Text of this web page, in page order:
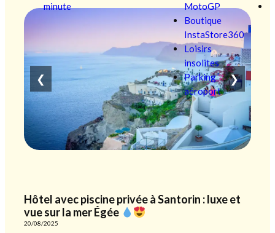
minute
MotoGP
Boutique
InstaStore360
Loisirs
insolites
Parking
aéroport
❮ ❯
Hôtel avec piscine privée à Santorin : luxe et
vue sur la mer Égée
20/08/2025